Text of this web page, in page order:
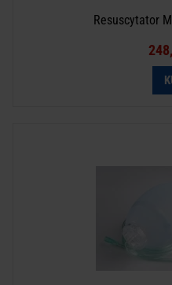
Resuscytator